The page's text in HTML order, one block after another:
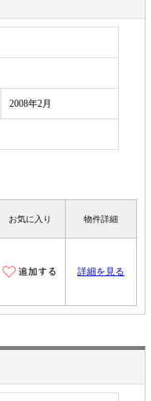
2008年2月
お気に入り 物件詳細
詳細を見る